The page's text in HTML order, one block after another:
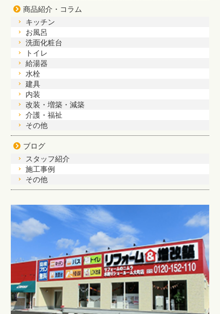
商品紹介・コラム
キッチン
お風呂
洗面化粧台
トイレ
給湯器
水栓
建具
内装
改装・増築・減築
介護・福祉
その他
ブログ
スタッフ紹介
施工事例
その他